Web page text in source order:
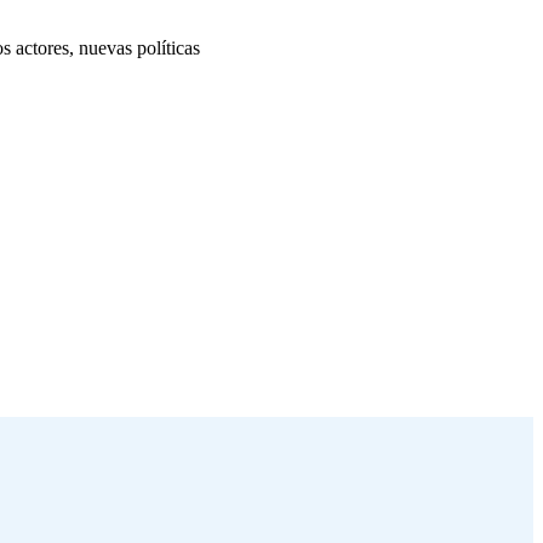
actores, nuevas políticas